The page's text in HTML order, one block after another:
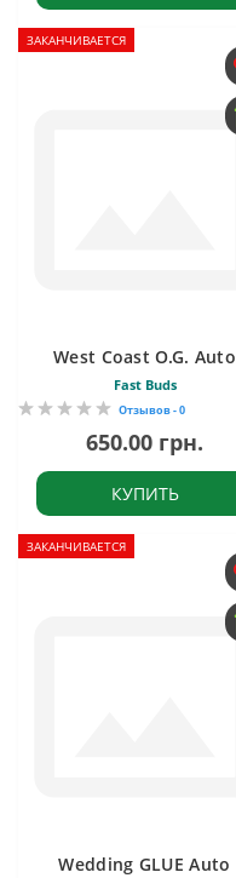
ЗАКАНЧИВАЕТСЯ
West Coast O.G. Auto
Fast Buds
Отзывов - 0
650.00 грн.
КУПИТЬ
ЗАКАНЧИВАЕТСЯ
Wedding GLUE Auto